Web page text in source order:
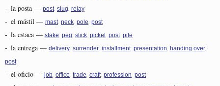
- la posta — post slug relay
- el mástil — mast neck pole post
- la estaca — stake peg stick picket post pile
- la entrega — delivery surrender installment presentation handing over
post
- el oficio — job office trade craft profession post